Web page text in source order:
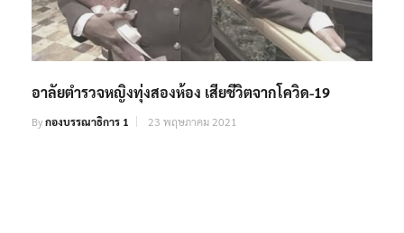
อาลัยตำรวจหญิงทุ่งสองห้อง เสียชีวิตจากโควิด-19
Byกองบรรณาธิการ 1 23 พฤษภาคม 2021